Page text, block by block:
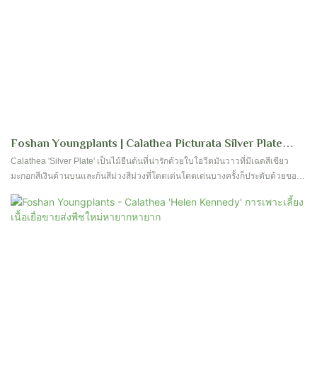
Foshan Youngplants | Calathea Picturata Silver Plate
Tissue Culture Culture ผู้ค้าส่ง
Calathea 'Silver Plate' เป็นไม้ยืนต้นที่น่ารักด้วยใบโอวีตมันวาวที่มีเฉดสีเขียว
มะกอกสีเงินด้านบนและก้นสีม่วงสีม่วงที่โดดเด่นโดดเด่นบางครั้งก็ประดับด้วยขอบ
มะกอกสีเงินที่มีการไล่ระดับสีของโทนสีม่วงแดง อย่างไรก็ตามเมื่อพืชครบกำหนด
เฉดสีม่วงแดงก็ลดลงอย่างนุ่มนวลทิ้งใบเงินสีเขียวอันบริสุทธิ์ Tufts สูง 40-60 ซม. สูง